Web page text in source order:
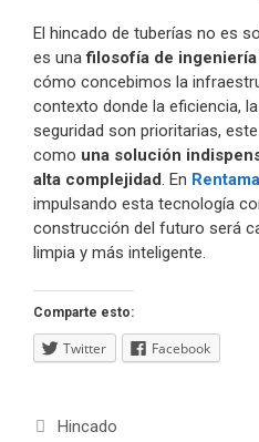
El hincado de tuberías no es
es unafilosofía de
cómo concebimos la
contexto donde la eficiencia,
seguridad son prioritarias,
como una solución
alta complejidad. En
impulsando esta tecnología
construcción del futuro será
limpia y más inteligente.
Comparte esto:
Twitter Facebook
Categorías
Hincado